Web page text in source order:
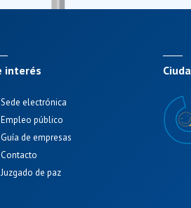
interés
Sede electrónica
Empleo público
Guía de empresas
Contacto
Juzgado de paz